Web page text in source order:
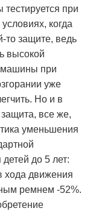
при
когда
то защите, ведь
высокой
машины при
уже
Но и в
все же,
уменьшения
детей до 5 лет:
хода движения
ремнем -52%.